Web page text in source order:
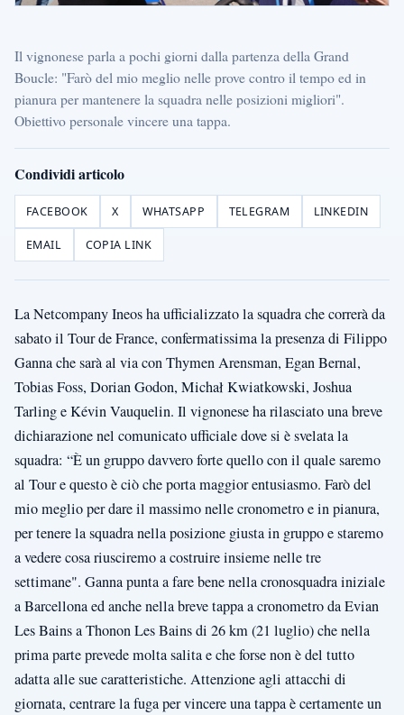
Il vignonese parla a pochi giorni dalla partenza della Grand
Boucle: "Farò del mio meglio nelle prove contro il tempo ed in
pianura per mantenere la squadra nelle posizioni migliori".
Obiettivo personale vincere una tappa.
Condividi articolo
FACEBOOK X WHATSAPP TELEGRAM LINKEDIN
EMAIL COPIA LINK
La Netcompany Ineos ha ufficializzato la squadra che correrà da
sabato il Tour de France, confermatissima la presenza di Filippo
Ganna che sarà al via con Thymen Arensman, Egan Bernal,
Tobias Foss, Dorian Godon, Michał Kwiatkowski, Joshua
Tarling e Kévin Vauquelin. Il vignonese ha rilasciato una breve
dichiarazione nel comunicato ufficiale dove si è svelata la
squadra: “È un gruppo davvero forte quello con il quale saremo
al Tour e questo è ciò che porta maggior entusiasmo. Farò del
mio meglio per dare il massimo nelle cronometro e in pianura,
per tenere la squadra nella posizione giusta in gruppo e staremo
a vedere cosa riusciremo a costruire insieme nelle tre
settimane". Ganna punta a fare bene nella cronosquadra iniziale
a Barcellona ed anche nella breve tappa a cronometro da Evian
Les Bains a Thonon Les Bains di 26 km (21 luglio) che nella
prima parte prevede molta salita e che forse non è del tutto
adatta alle sue caratteristiche. Attenzione agli attacchi di
giornata, centrare la fuga per vincere una tappa è certamente un